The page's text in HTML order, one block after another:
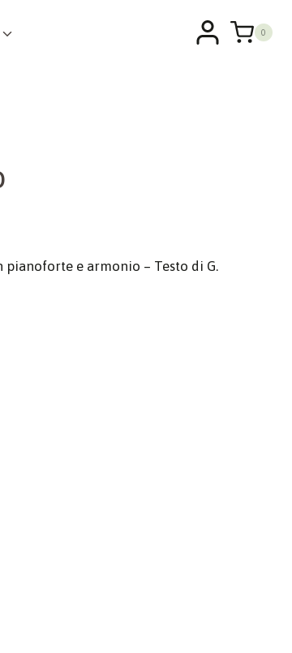
0
e armonio – Testo di G.